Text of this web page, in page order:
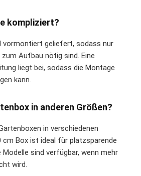
kompliziert?
vormontiert geliefert, sodass nur
Aufbau nötig sind. Eine
liegt bei, sodass die Montage
kann.
in anderen Größen?
in verschiedenen
cm Box ist ideal für platzsparende
sind verfügbar, wenn mehr
wird.